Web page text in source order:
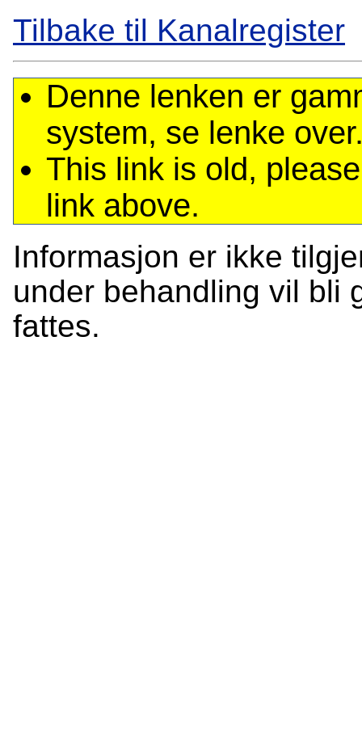
Tilbake til Kanalregister
Denne lenken er
system, se lenke
This link is old,
link above.
Informasjon er ikke
under behandling vil bli
fattes.